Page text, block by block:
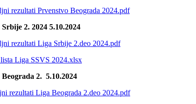
rezultati Prvenstvo Beograda 2024.pdf
2. 2024 5.10.2024
rezultati Liga Srbije 2.deo 2024.pdf
Liga SSVS 2024.xlsx
2. 5.10.2024
rezultati Liga Beograda 2.deo 2024.pdf